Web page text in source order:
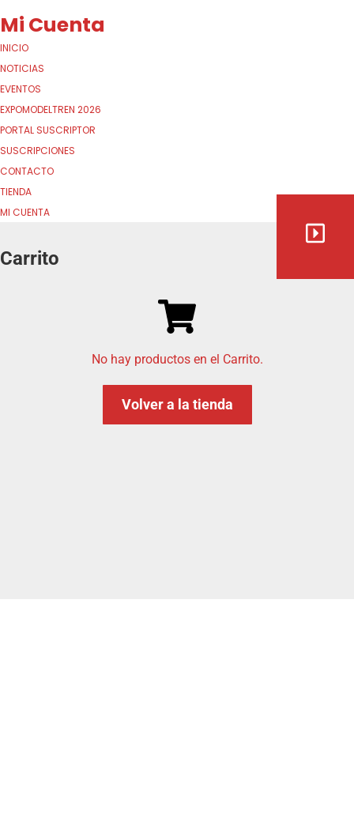
Mi Cuenta
INICIO
NOTICIAS
EVENTOS
EXPOMODELTREN 2026
PORTAL SUSCRIPTOR
SUSCRIPCIONES
CONTACTO
TIENDA
MI CUENTA
Carrito
No hay productos en el Carrito.
Volver a la tienda